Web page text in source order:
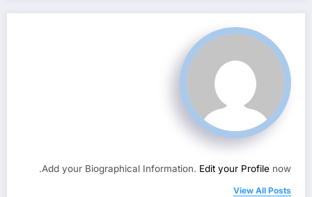
Add your Biographical Information. Edit your Profile now.
View All Posts